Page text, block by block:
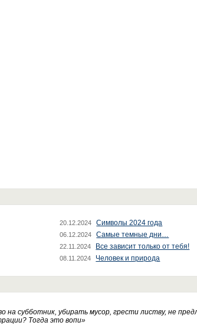
20.12.2024 Символы 2024 года
06.12.2024 Самые темные дни…
22.11.2024 Все зависит только от тебя!
08.11.2024 Человек и природа
субботник, убирать мусор, грести листву, не
Тогда это вопи»